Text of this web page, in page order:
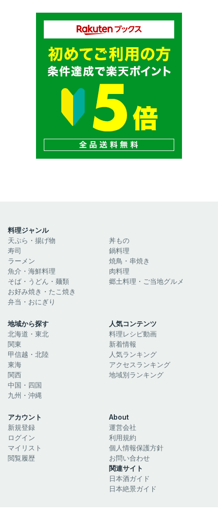
料理ジャンル
天ぷら・揚げ物
寿司
ラーメン
魚介・海鮮料理
そば・うどん・麺類
お好み焼き・たこ焼き
弁当・おにぎり
丼もの
鍋料理
焼鳥・串焼き
肉料理
郷土料理・ご当地グルメ
地域から探す
北海道・東北
関東
甲信越・北陸
東海
関西
中国・四国
九州・沖縄
人気コンテンツ
料理レシピ動画
新着情報
人気ランキング
アクセスランキング
地域別ランキング
アカウント
新規登録
ログイン
マイリスト
閲覧履歴
About
運営会社
利用規約
個人情報保護方針
お問い合わせ
関連サイト
日本酒ガイド
日本絶景ガイド